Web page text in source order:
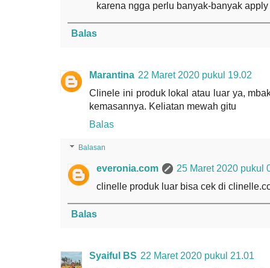
karena ngga perlu banyak-banyak
Balas
Marantina 22 Maret 2020 pukul 19.02
Clinele ini produk lokal atau luar ya,
kemasannya. Keliatan mewah gitu
Balas
Balasan
everonia.com
25 Maret 2020 pukul
clinelle produk luar bisa cek di
Balas
Syaiful BS 22 Maret 2020 pukul 21.01